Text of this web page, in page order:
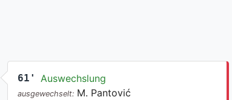
61' Auswechslung
ausgewechselt: M. Pantović